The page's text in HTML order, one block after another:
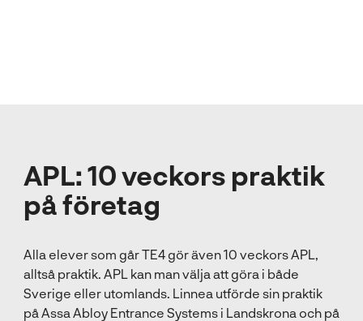
APL: 10 veckors praktik
på företag
Alla elever som går TE4 gör även 10 veckors APL,
alltså praktik. APL kan man välja att göra i både
Sverige eller utomlands. Linnea utförde sin praktik
på Assa Abloy Entrance Systems i Landskrona och på